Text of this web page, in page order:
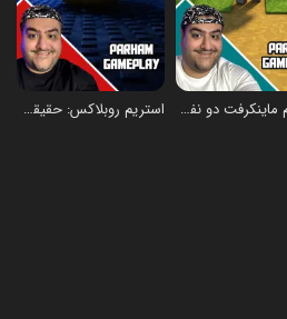
استریم ماینکرفت دو نفره سری بیست و سوم - پرهام گیم پلی استریم روبلاکس: حقیقت - پرهام گیم پلی